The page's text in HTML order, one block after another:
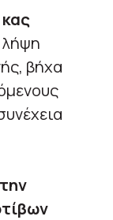
λήψη
βήχα